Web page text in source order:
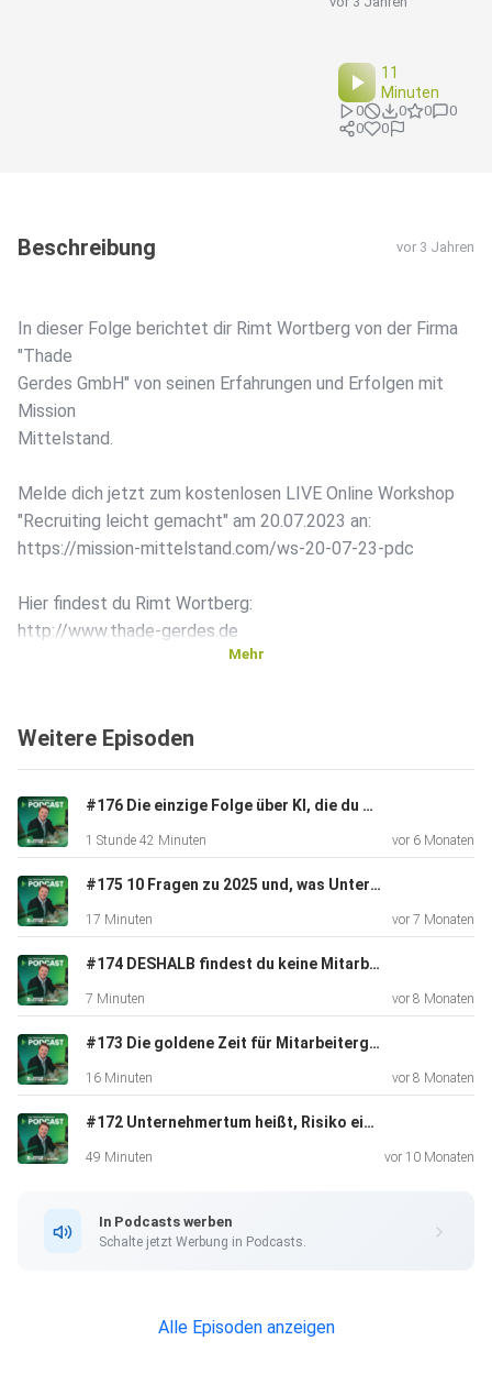
11
Minuten
0 0 0
0
0
0
Beschreibung vor 3 Jahren
In dieser Folge berichtet dir Rimt Wortberg von der Firma
"Thade
Gerdes GmbH" von seinen Erfahrungen und Erfolgen mit
Mission
Mittelstand.
Melde dich jetzt zum kostenlosen LIVE Online Workshop
"Recruiting leicht gemacht" am 20.07.2023 an:
https://mission-mittelstand.com/ws-20-07-23-pdc
Hier findest du Rimt Wortberg:
http://www.thade-gerdes.de
https://mission-mittelstand.com/ticket23-pdc
Melde dich jetzt zum neuen Führungskräftetraining an:
https://mission-mittelstand.com/fkt-pdc
Gespräch
unter:
Mehr
Weitere Episoden
#176 Die einzige Folge über KI, die du brauchst!
1 Stunde 42 Minuten vor 6 Monaten
#175 10 Fragen zu 2025 und, was Unternehmer jetzt für 2026 wissen müssen
17 Minuten vor 7 Monaten
#174 DESHALB findest du keine Mitarbeiter! (so geht es richtig)
7 Minuten vor 8 Monaten
#173 Die goldene Zeit für Mitarbeitergewinnung – warum JETZT dein Vorteil beginnt
16 Minuten vor 8 Monaten
#172 Unternehmertum heißt, Risiko einzugehen | Experten-Talk mit Dieter Lange
49 Minuten vor 10 Monaten
In Podcasts werben
Schalte jetzt Werbung in Podcasts.
Alle Episoden anzeigen